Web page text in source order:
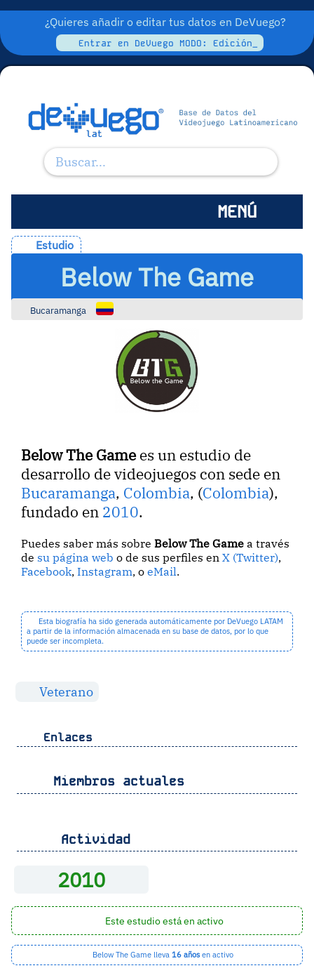
¿Quieres añadir o editar tus datos en DeVuego?
Entrar en DeVuego MODO: Edición_
MENÚ
Estudio
Below The Game
Bucaramanga
Below The Gamees un estudio de
desarrollo de videojuegos con sede en
Bucaramanga, Colombia, (Colombia),
fundado en 2010.
Puedes saber más sobreBelow The Game a través
de su página web o de sus perfiles enX (Twitter),
Facebook,Instagram, oeMail.
Esta biografía ha sido generada automáticamente por DeVuego LATAM
a partir de la información almacenada en su base de datos, por lo que
puede ser incompleta.
Veterano
Enlaces
Miembros actuales
Actividad
2010
Este estudio está en activo
Below The Game lleva 16 años en activo